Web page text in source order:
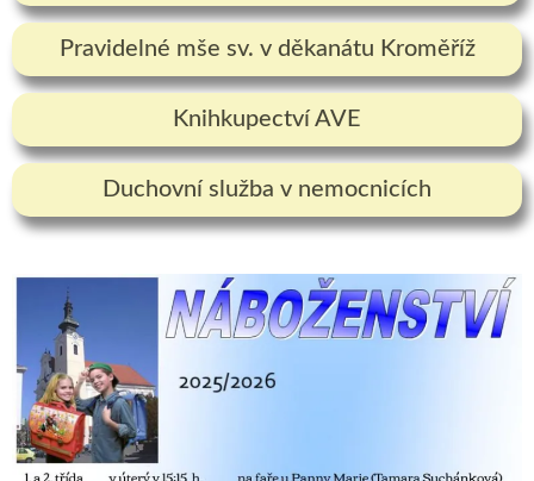
Pravidelné mše sv. v děkanátu Kroměříž
Knihkupectví AVE
Duchovní služba v nemocnicích